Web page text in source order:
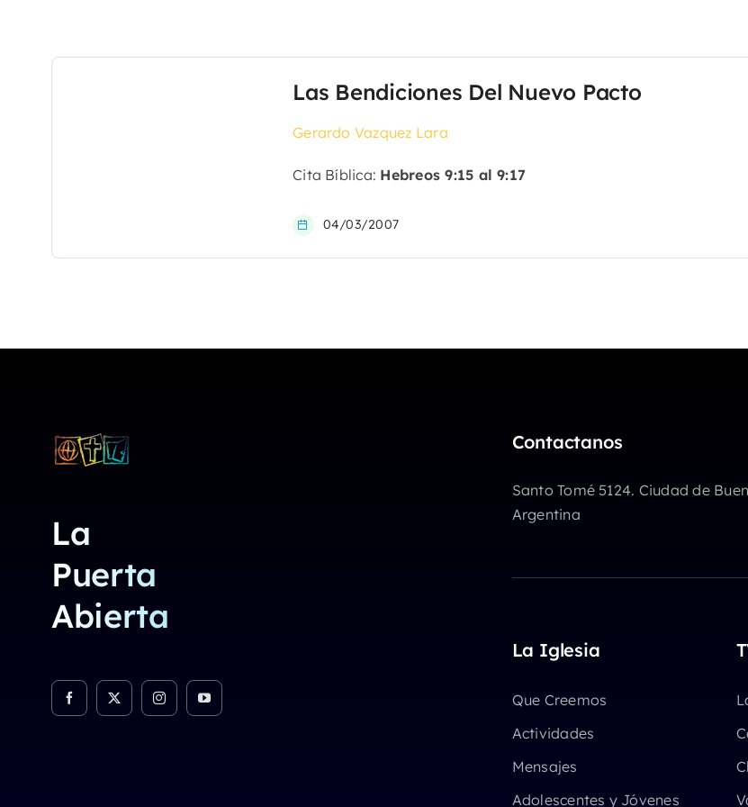
Las Bendiciones Del Nuevo Pacto
Gerardo Vazquez Lara
Cita Bíblica: Hebreos 9:15 al 9:17
04/03/2007
La
Puerta
Abierta
Contactanos
Santo Tomé 5124. Ciudad de
Argentina
La Iglesia
Que Creemos
Actividades
Mensajes
Adolescentes y Jóvenes